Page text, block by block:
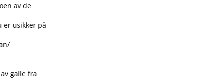
av de
er usikker på
galle fra